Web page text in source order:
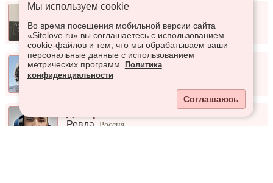
Андрей,57 лет
Ревда,Россия
Хочу найти вторую половинку
Камиль,38 лет
Ревда,Россия
Ревда ,Россия
Мы используем сookie
Во время посещения мобильной версии сайта
«Sitelove.ru» вы соглашаетесь с использованием
cookie-файлов и тем, что мы обрабатываем ваши
персональные данные с использованием
метрических программ.
Политика
конфиденциальности
Соглашаюсь